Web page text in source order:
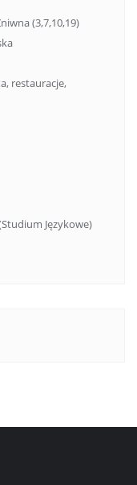
(3,7,10,19)
restauracje,
Językowe)